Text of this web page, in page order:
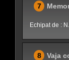
7
Echipat de :
8 Vaja